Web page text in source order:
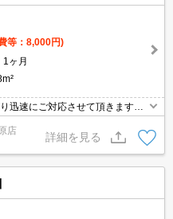
等：8,000円)
1ヶ月
迅速にご対応させて頂きます～
店
詳細を見る